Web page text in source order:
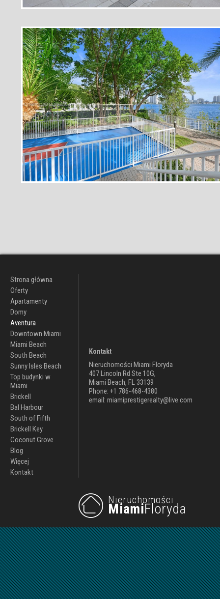
Strona główna
Oferty
Apartamenty
Domy
Aventura
Downtown Miami
Miami Beach
South Beach
Sunny Isles Beach
Top budynki w
Miami
Brickell
Bal Harbour
South of Fifth
Brickell Key
Coconut Grove
Blog
Więcej
Kontakt
Kontakt
Nieruchomości Miami Floryda
407 Lincoln Rd Ste 10G,
Miami Beach, FL 33139
Phone: +1 786-468-4380
email: miamiprestigerealty@live.com
Nieruchomości
MiamiFloryda